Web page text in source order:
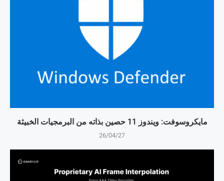
مايكروسوفت: ويندوز 11 حصين بذاته من البرمجيات الخبيثة
26/04/27